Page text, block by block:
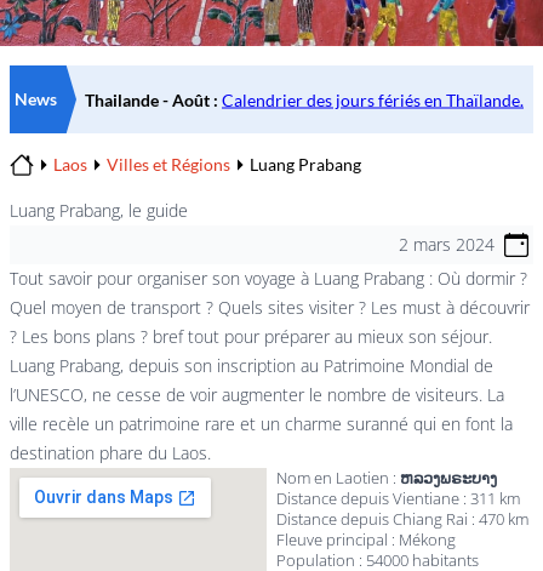
News
Laos Villes et Régions Luang Prabang
Luang Prabang, le guide
2 mars 2024
Tout savoir pour organiser son voyage à Luang Prabang : Où dormir ?
Quel moyen de transport ? Quels sites visiter ? Les must à découvrir
? Les bons plans ? bref tout pour préparer au mieux son séjour.
Luang Prabang, depuis son inscription au Patrimoine Mondial de
l’UNESCO, ne cesse de voir augmenter le nombre de visiteurs. La
ville recèle un patrimoine rare et un charme suranné qui en font la
destination phare du Laos.
Nom en Laotien : ຫລວງພຣະບາງ
Distance depuis Vientiane : 311 km
Distance depuis Chiang Rai : 470 km
Fleuve principal : Mékong
Population : 54000 habitants